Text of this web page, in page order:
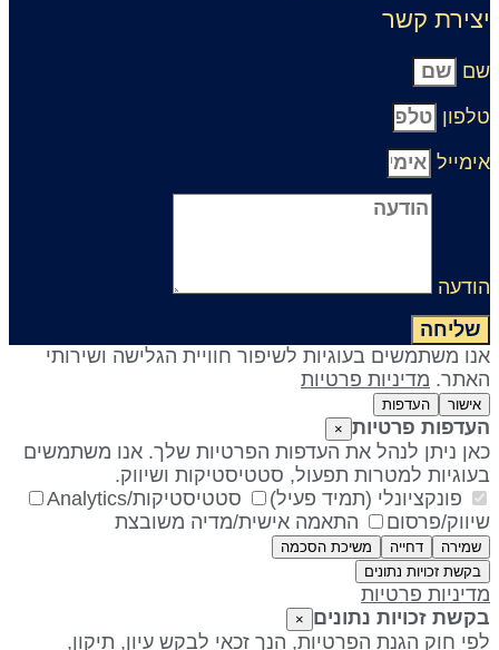
קשר
משתמשים בעוגיות לשיפור חוויית הגלישה ושירותי
מדיניות פרטיות
העדפות
פרטיות ×
ניתן לנהל את העדפות הפרטיות שלך. אנו משתמשים
למטרות תפעול, סטטיסטיקות ושיווק.
(תמיד פעיל)
סטטיסטיקות/Analytics
פרסום
התאמה אישית/מדיה משובצת
דחייה
משיכת הסכמה
זכויות נתונים
פרטיות
זכויות נתונים ×
חוק הגנת הפרטיות, הנך זכאי לבקש עיון, תיקון,